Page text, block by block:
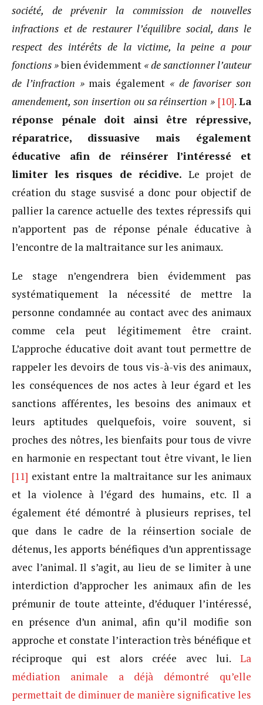
société, de prévenir la commission de nouvelles
infractions et de restaurer l’équilibre social, dans le
respect des intérêts de la victime, la peine a pour
fonctions »bien évidemment « de sanctionner l’auteur
de l’infraction »mais également « de favoriser son
amendement, son insertion ou sa réinsertion » [10]. La
réponse pénale doit ainsi être répressive,
réparatrice, dissuasive mais également
éducative afin de réinsérer l’intéressé et
limiter les risques de récidive. Le projet de
création du stage susvisé a donc pour objectif de
pallier la carence actuelle des textes répressifs qui
n’apportent pas de réponse pénale éducative à
l’encontre de la maltraitance sur les animaux.
Le stage n’engendrera bien évidemment pas
systématiquement la nécessité de mettre la
personne condamnée au contact avec des animaux
comme cela peut légitimement être craint.
L’approche éducative doit avant tout permettre de
rappeler les devoirs de tous vis-à-vis des animaux,
les conséquences de nos actes à leur égard et les
sanctions afférentes, les besoins des animaux et
leurs aptitudes quelquefois, voire souvent, si
proches des nôtres, les bienfaits pour tous de vivre
en harmonie en respectant tout être vivant, le lien
[11] existant entre la maltraitance sur les animaux
et la violence à l’égard des humains, etc. Il a
également été démontré à plusieurs reprises, tel
que dans le cadre de la réinsertion sociale de
détenus, les apports bénéfiques d’un apprentissage
avec l’animal. Il s’agit, au lieu de se limiter à une
interdiction d’approcher les animaux afin de les
prémunir de toute atteinte, d’éduquer l’intéressé,
en présence d’un animal, afin qu’il modifie son
approche et constate l’interaction très bénéfique et
réciproque qui est alors créée avec lui. La
médiation animale a déjà démontré qu’elle
permettait de diminuer de manière significative les